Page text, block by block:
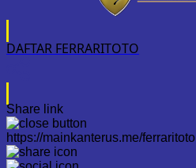
DAFTAR FERRARITOTO
Share link
https://mainkanterus.me/ferraritoto